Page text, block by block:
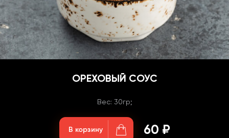
ОРЕХОВЫЙ СОУС
Вес: 30гр;
В корзину 60 ₽